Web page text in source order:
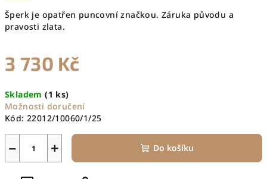
Šperk je opatřen puncovní značkou. Záruka původu a
pravosti zlata.
3 730 Kč
cena:
Skladem(1 ks)
Možnosti doručení
Kód: 22012/10060/1/25
+
− Do košíku